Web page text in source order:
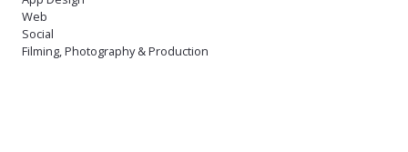
Web
Social
Filming, Photography & Production